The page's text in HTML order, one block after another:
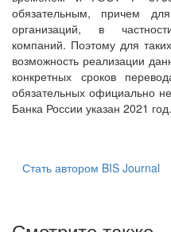
обязательным, причем
организаций, в
компаний. Поэтому для
возможность реализации
конкретных сроков
обязательных официально
Банка России указан 2021 год.
Стать автором BIS Journal